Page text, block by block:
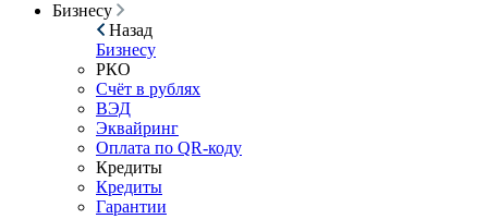
Бизнесу
Назад
Бизнесу
РКО
Счёт в рублях
ВЭД
Эквайринг
Оплата по QR-коду
Кредиты
Кредиты
Гарантии